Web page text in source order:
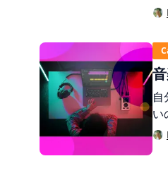
く
現
ロ
を
い
様